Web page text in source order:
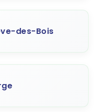
des-Bois